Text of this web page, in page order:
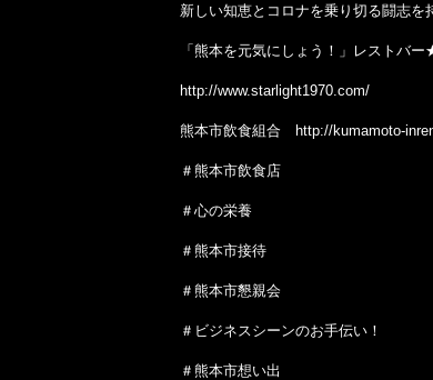
新しい知恵とコロナを乗り切る闘志を
「熊本を元気にしょう！」レストバ
http://www.starlight1970.com/
熊本市飲食組合 http://kumamoto-
＃熊本市飲食店
＃心の栄養
＃熊本市接待
＃熊本市懇親会
＃ビジネスシーンのお手伝い！
＃熊本市想い出